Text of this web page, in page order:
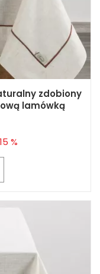
zdobiony
lamówką
%